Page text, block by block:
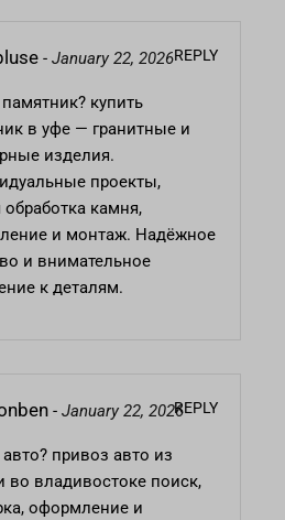
- January 22, 2026REPLY
купить
в уфе — гранитные и
изделия.
проекты,
обработка камня,
и монтаж. Надёжное
и внимательное
к деталям.
- January 22, 2026REPLY
привоз авто из
во владивостоке поиск,
оформление и